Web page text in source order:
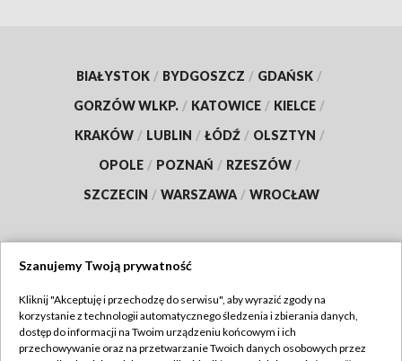
BIAŁYSTOK / BYDGOSZCZ / GDAŃSK /
GORZÓW WLKP. / KATOWICE / KIELCE /
KRAKÓW / LUBLIN / ŁÓDŹ / OLSZTYN /
OPOLE / POZNAŃ / RZESZÓW /
SZCZECIN / WARSZAWA / WROCŁAW
TVP
Abonament TVP
Regulamin TVP
Szanujemy Twoją prywatność
Kliknij "Akceptuję i przechodzę do serwisu", aby wyrazić zgody na
korzystanie z technologii automatycznego śledzenia i zbierania danych,
dostęp do informacji na Twoim urządzeniu końcowym i ich
przechowywanie oraz na przetwarzanie Twoich danych osobowych przez